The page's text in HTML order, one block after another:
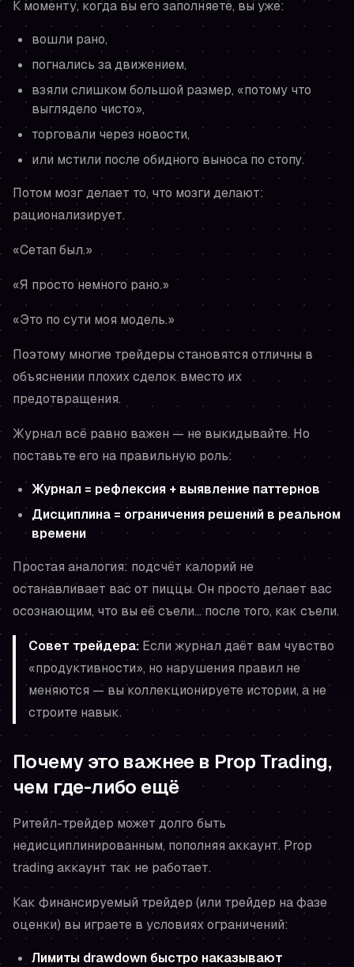
К моменту, когда вы его заполняете, вы уже:
вошли рано,
погнались за движением,
взяли слишком большой размер, «потому что
выглядело чисто»,
торговали через новости,
или мстили после обидного выноса по стопу.
Потом мозг делает то, что мозги делают:
рационализирует.
«Сетап был.»
«Я просто немного рано.»
«Это по сути моя модель.»
Поэтому многие трейдеры становятся отличны в
объяснении плохих сделок вместо их
предотвращения.
Журнал всё равно важен — не выкидывайте. Но
поставьте его на правильную роль:
Журнал = рефлексия + выявление паттернов
Дисциплина = ограничения решений в реальном
времени
Простая аналогия: подсчёт калорий не
останавливает вас от пиццы. Он просто делает вас
осознающим, что вы её съели…после того, как съели.
Совет трейдера: Если журнал даёт вам чувство
«продуктивности», но нарушения правил не
меняются — вы коллекционируете истории, а не
строите навык.
Почему это важнее в Prop Trading,
чем где-либо ещё
Ритейл-трейдер может долго быть
недисциплинированным, пополняя аккаунт. Prop
trading аккаунт так не работает.
Как финансируемый трейдер (или трейдер на фазе
оценки) вы играете в условиях ограничений:
Лимиты drawdown быстро наказывают